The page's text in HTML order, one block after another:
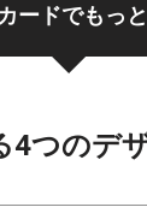
ードでもっ
4つのデ